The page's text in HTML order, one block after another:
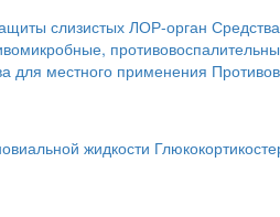
слизистых ЛОР-орган
для местного применения
жидкости